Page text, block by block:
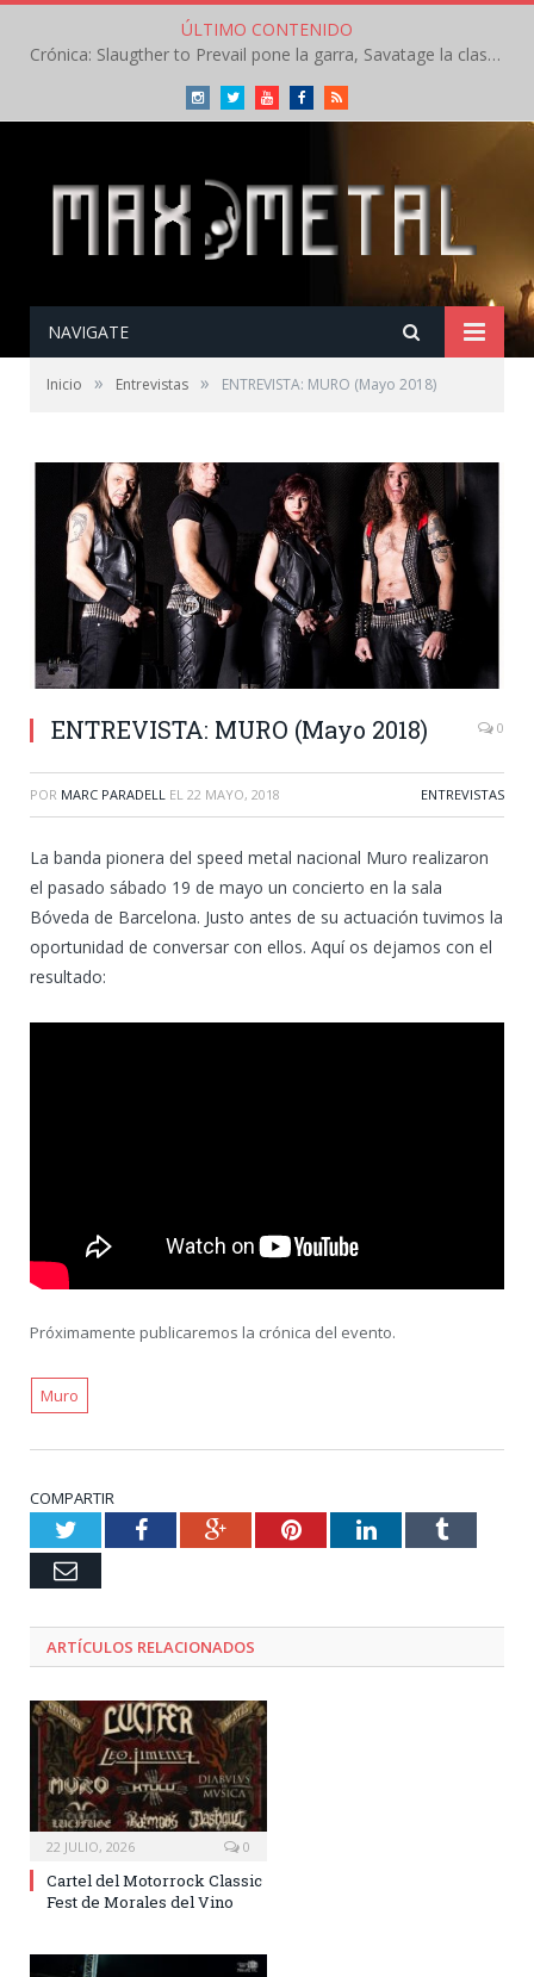
ÚLTIMO CONTENIDO
Crónica: Slaugther to Prevail pone la garra, Savatage la clase en la apertura del Leyendas del Rock – Miércoles – Agosto 2026
InstagramTwitterYoutubeFacebookRSS
NAVIGATE
Inicio » Entrevistas » ENTREVISTA: MURO (Mayo 2018)
ENTREVISTA: MURO (Mayo 2018) 0
POR MARC PARADELL EL 22 MAYO, 2018 ENTREVISTAS
La banda pionera del speed metal nacional Muro realizaron
el pasado sábado 19 de mayo un concierto en la sala
Bóveda de Barcelona. Justo antes de su actuación tuvimos la
oportunidad de conversar con ellos. Aquí os dejamos con el
resultado:
Próximamente publicaremos la crónica del evento.
Muro
COMPARTIR
TwitterFacebookGoogle+PinterestLinkedInTumblr
Email
ARTÍCULOS RELACIONADOS
22 JULIO, 2026 0
Cartel del Motorrock Classic
Fest de Morales del Vino